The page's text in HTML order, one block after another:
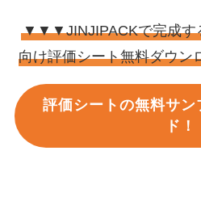
▼▼▼JINJIPACKで完成す
向け評価シート無料ダウン
評価シートの無料サン
ド！